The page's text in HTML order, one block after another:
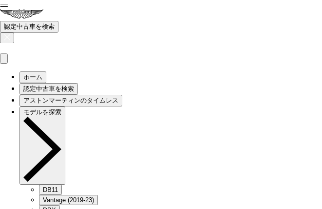
認定中古車を検索
ホーム
認定中古車を検索
アストンマーティンのタイムレス
モデルを探索
DB11
Vantage (2019-23)